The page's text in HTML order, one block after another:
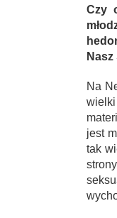
Czy
Na
jest
tak